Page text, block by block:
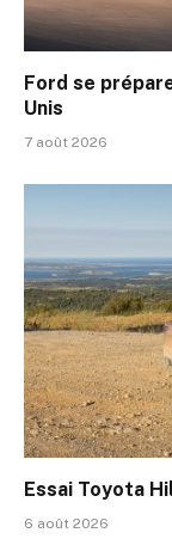
Ford se
Unis
7 août 2026
Essai Toyota
6 août 2026